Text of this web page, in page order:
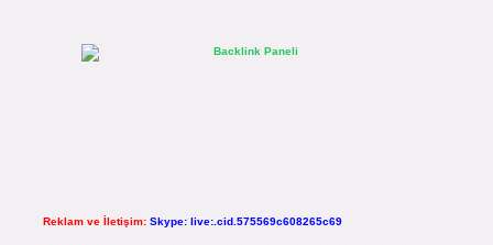
Reklam ve İletişim: Skype: live:.cid.575569c608265c69